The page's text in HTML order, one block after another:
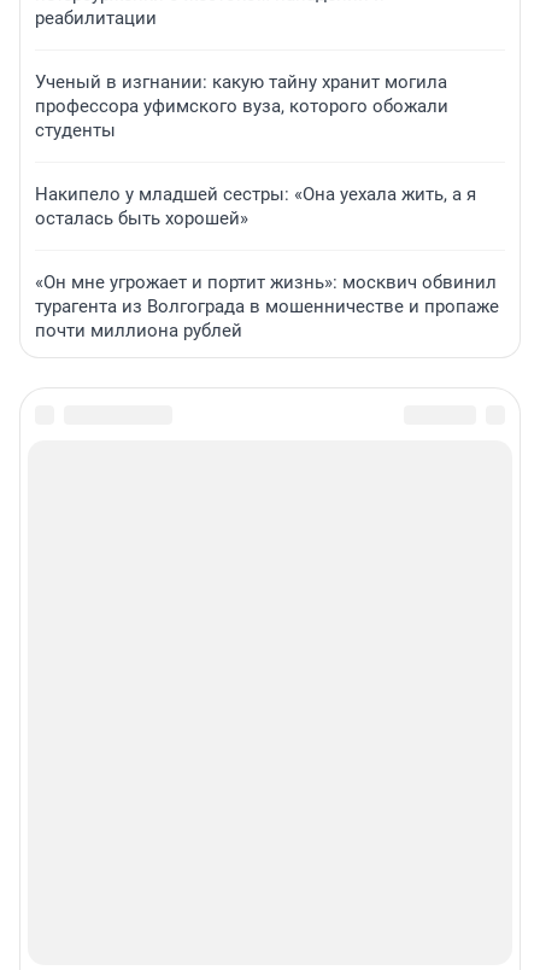
реабилитации
Ученый в изгнании: какую тайну хранит могила
профессора уфимского вуза, которого обожали
студенты
Накипело у младшей сестры: «Она уехала жить, а я
осталась быть хорошей»
«Он мне угрожает и портит жизнь»: москвич обвинил
турагента из Волгограда в мошенничестве и пропаже
почти миллиона рублей